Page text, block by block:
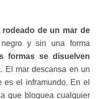
rodeado de un mar de
y sin una forma
formas se disuelven
El mar descansa en un
el inframundo. En el
que bloquea cualquier